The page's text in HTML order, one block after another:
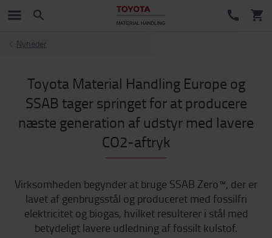
Nyheder
Toyota Material Handling Europe og
SSAB tager springet for at producere
næste generation af udstyr med lavere
CO2-aftryk
Virksomheden begynder at bruge SSAB Zero™, der er
lavet af genbrugsstål og produceret med fossilfri
elektricitet og biogas, hvilket resulterer i stål med
betydeligt lavere udledning af fossilt kulstof.